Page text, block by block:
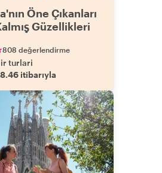
Öne Çıkanları
Güzellikleri
808 değerlendirme
turlari
itibarıyla